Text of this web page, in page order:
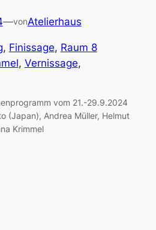
—vonAtelierhaus
, Finissage, Raum 8
, Vernissage
vom 21.-29.9.2024
(Japan), Andrea Müller, Helmut
Krimmel